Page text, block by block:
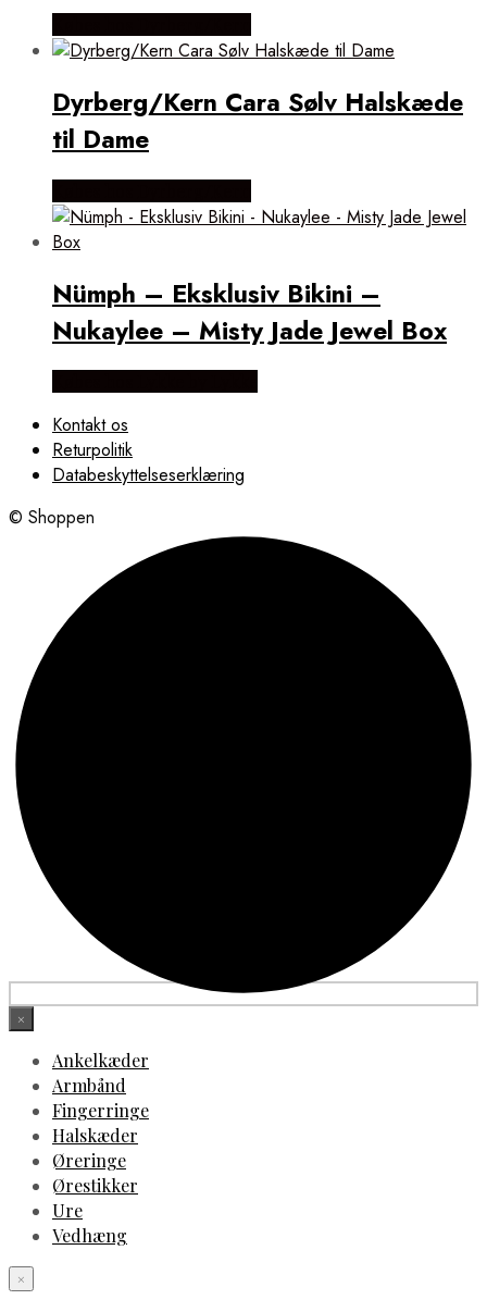
Dyrberg/Kern Cara Sølv Halskæde
til Dame
Nümph – Eksklusiv Bikini –
Nukaylee – Misty Jade Jewel Box
Kontakt os
Returpolitik
Databeskyttelseserklæring
© Shoppen
×
Ankelkæder
Armbånd
Fingerringe
Halskæder
Øreringe
Ørestikker
Ure
Vedhæng
×